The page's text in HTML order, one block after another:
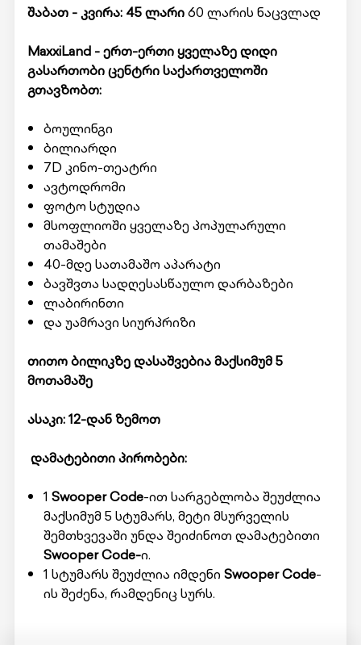
შაბათ - კვირა: 45 ლარი60 ლარის ნაცვლად
MaxxiLand - ერთ-ერთი ყველაზე დიდი
გასართობი ცენტრი საქართველოში
გთავზობთ:
ბოულინგი
ბილიარდი
7D კინო-თეატრი
ავტოდრომი
ფოტო სტუდია
მსოფლიოში ყველაზე პოპულარული
თამაშები
40-მდე სათამაშო აპარატი
ბავშვთა სადღესასწაულო დარბაზები
ლაბირინთი
და უამრავი სიურპრიზი
თითო ბილიკზე დასაშვებია მაქსიმუმ 5
მოთამაშე
ასაკი: 12-დან ზემოთ
დამატებითი პირობები:
1 Swooper Code-ით სარგებლობა შეუძლია
მაქსიმუმ 5 სტუმარს, მეტი მსურველის
შემთხვევაში უნდა შეიძინოთ დამატებითი
Swooper Code-ი.
1 სტუმარს შეუძლია იმდენი Swooper Code-
ის შეძენა, რამდენიც სურს.